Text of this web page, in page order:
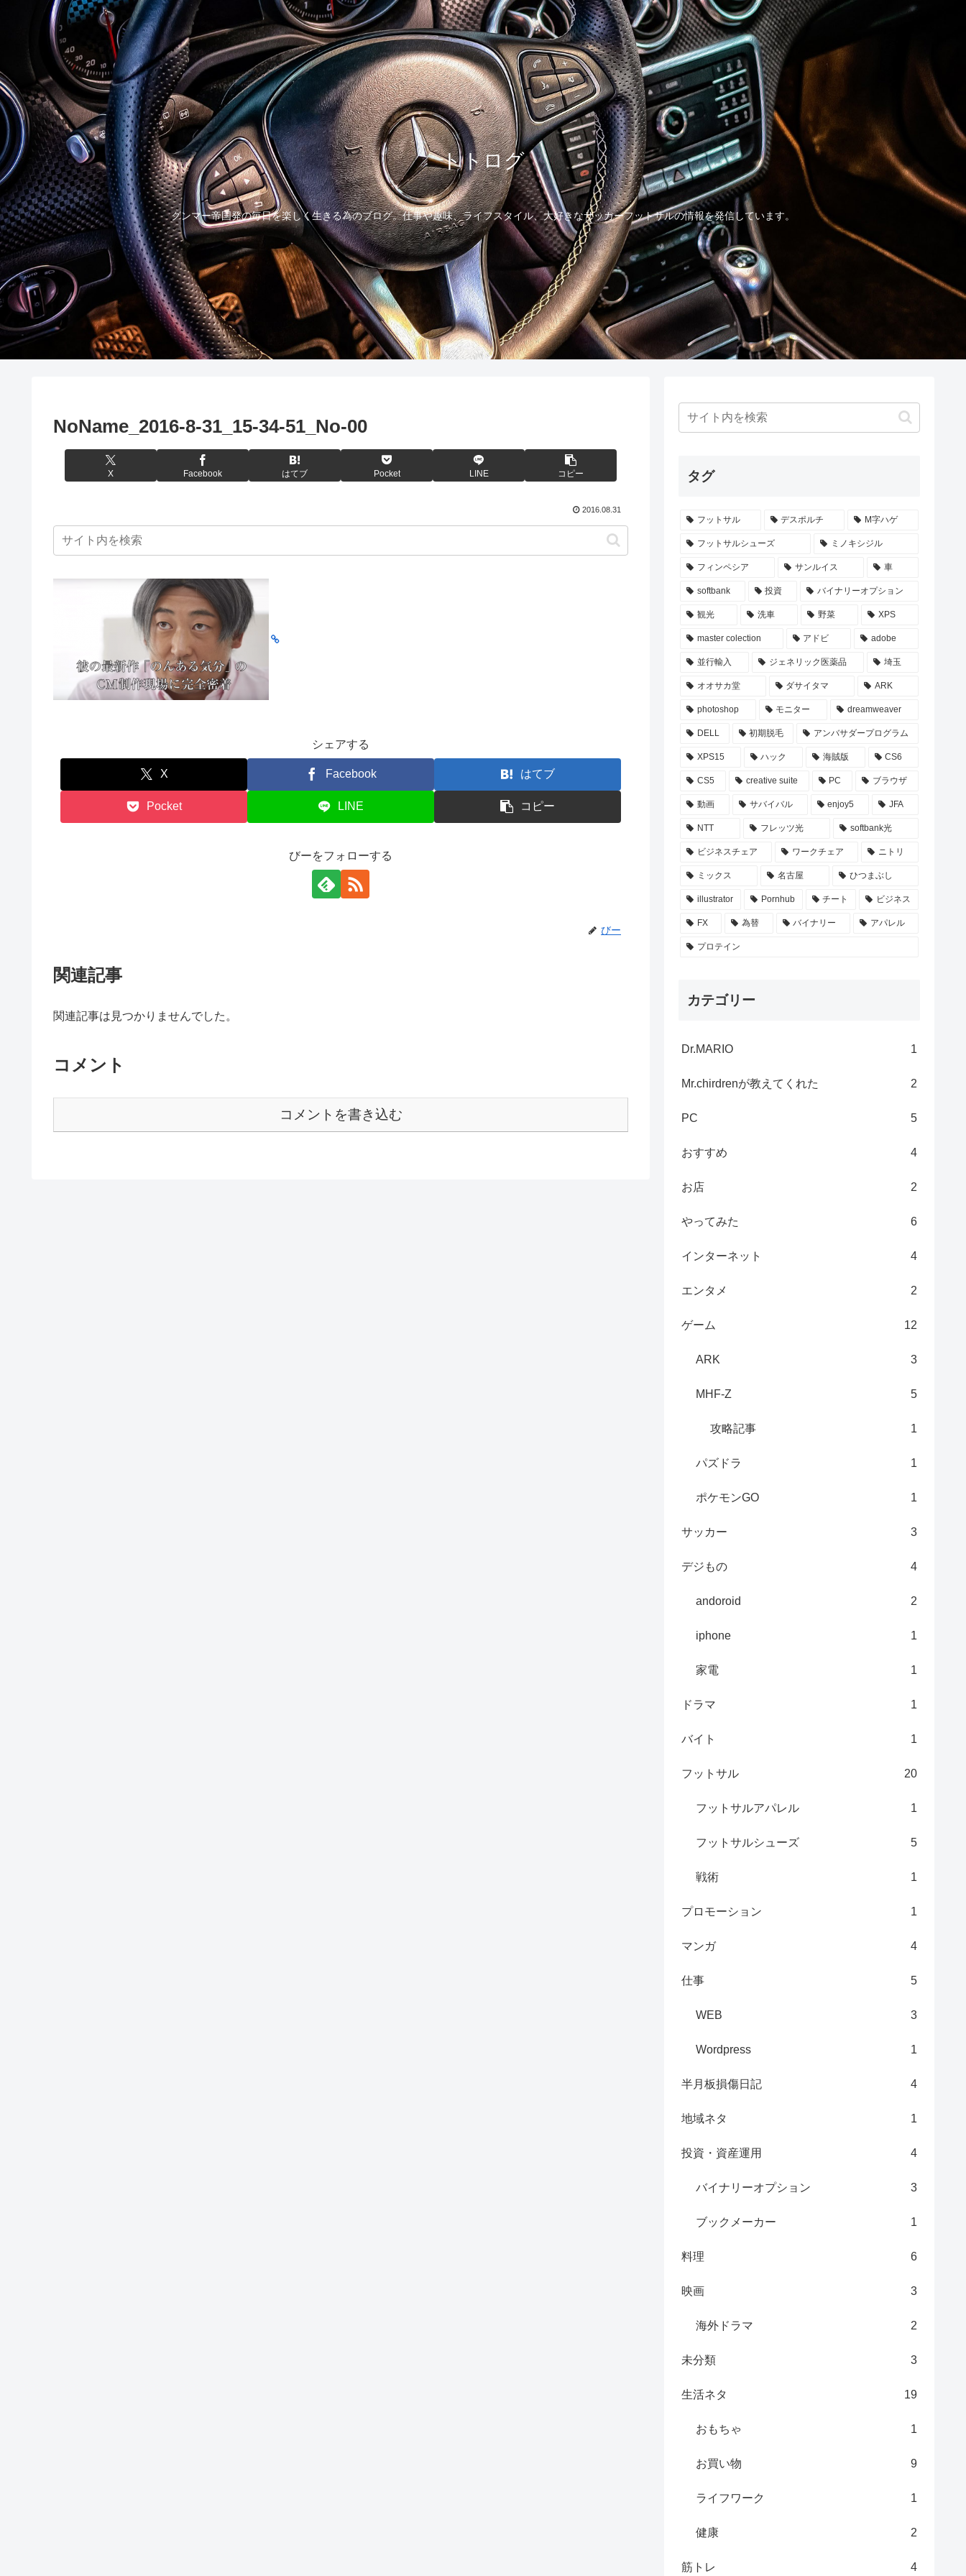
トトログ
グンマー帝国発の毎日を楽しく生きる為のブログ。仕事や趣味、ライフスタイル、大好きなサッカーフットサルの情報を発信しています。
NoName_2016-8-31_15-34-51_No-00
X Facebook はてブ Pocket LINE コピー
2016.08.31
シェアする
X Facebook はてブ
Pocket LINE コピー
びーをフォローする
びー
関連記事
関連記事は見つかりませんでした。
コメント
コメントを書き込む
タグ
フットサル デスポルチ M字ハゲ
フットサルシューズ ミノキシジル
フィンペシア サンルイス 車
softbank 投資 バイナリーオプション
観光 洗車 野菜 XPS
master colection アドビ adobe
並行輸入 ジェネリック医薬品 埼玉
オオサカ堂 ダサイタマ ARK
photoshop モニター dreamweaver
DELL 初期脱毛 アンバサダープログラム
XPS15 ハック 海賊版 CS6
CS5 creative suite PC ブラウザ
動画 サバイバル enjoy5 JFA
NTT フレッツ光 softbank光
ビジネスチェア ワークチェア ニトリ
ミックス 名古屋 ひつまぶし
illustrator Pornhub チート ビジネス
FX 為替 バイナリー アパレル
プロテイン
カテゴリー
Dr.MARIO 1
Mr.chirdrenが教えてくれた 2
PC 5
おすすめ 4
お店 2
やってみた 6
インターネット 4
エンタメ 2
ゲーム 12
ARK 3
MHF-Z 5
攻略記事 1
パズドラ 1
ポケモンGO 1
サッカー 3
デジもの 4
andoroid 2
iphone 1
家電 1
ドラマ 1
バイト 1
フットサル 20
フットサルアパレル 1
フットサルシューズ 5
戦術 1
プロモーション 1
マンガ 4
仕事 5
WEB 3
Wordpress 1
半月板損傷日記 4
地域ネタ 1
投資・資産運用 4
バイナリーオプション 3
ブックメーカー 1
料理 6
映画 3
海外ドラマ 2
未分類 3
生活ネタ 19
おもちゃ 1
お買い物 9
ライフワーク 1
健康 2
筋トレ 4